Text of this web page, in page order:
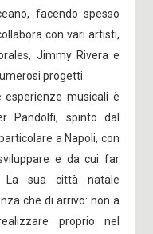
facendo spesso
con vari artisti,
Jimmy Rivera e
progetti.
esperienze musicali è
Pandolfi, spinto dal
a Napoli, con
e da cui far
La sua città natale
che di arrivo: non a
proprio nel